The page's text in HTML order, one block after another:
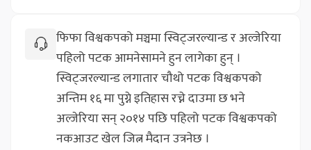
फिफा विश्वकपको मञ्चमा स्विट्जरल्यान्ड र अल्जेरिया
पहिलो पटक आमनेसामने हुन लागेका हुन् ।
स्विट्जरल्यान्ड लगातार चौथो पटक विश्वकपको
अन्तिम १६ मा पुग्ने इतिहास रच्ने दाउमा छ भने
अल्जेरिया सन् २०१४ पछि पहिलो पटक विश्वकपको
नकआउट खेल जित्न मैदान उत्रनेछ ।